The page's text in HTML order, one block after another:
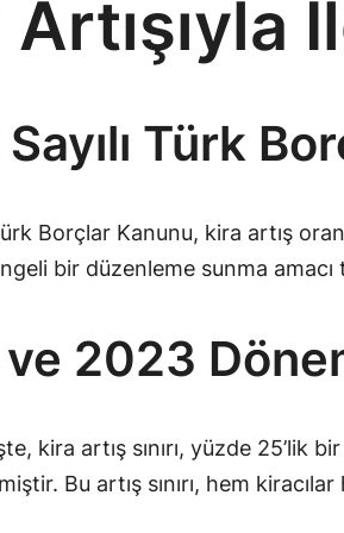
Artışıyla
Türk
Borçlar Kanunu, kira artış
bir düzenleme sunma
2023
kira artış sınırı, yüzde
Bu artış sınırı, hem